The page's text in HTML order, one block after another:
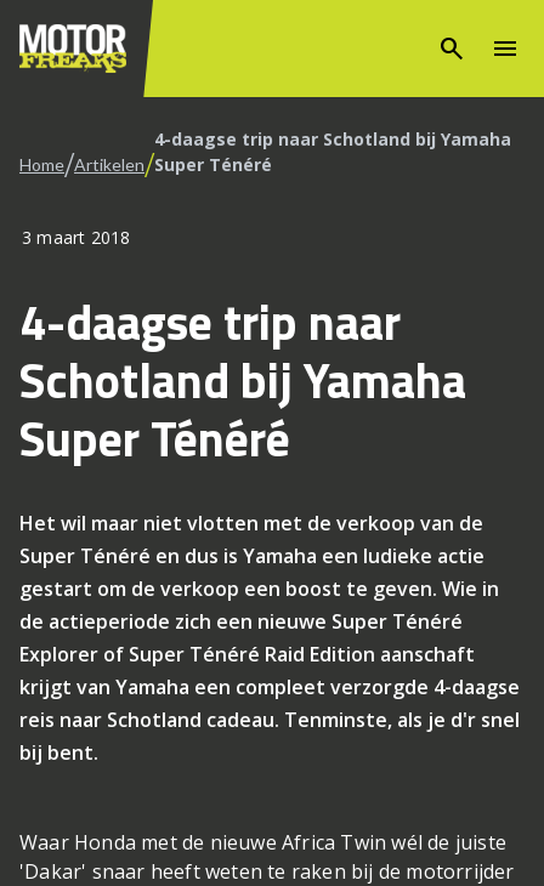
search menu
Home/Artikelen/4-daagse trip naar Schotland bij Yamaha
Super Ténéré
3 maart 2018
4-daagse trip naar
Schotland bij Yamaha
Super Ténéré
Het wil maar niet vlotten met de verkoop van de
Super Ténéré en dus is Yamaha een ludieke actie
gestart om de verkoop een boost te geven. Wie in
de actieperiode zich een nieuwe Super Ténéré
Explorer of Super Ténéré Raid Edition aanschaft
krijgt van Yamaha een compleet verzorgde 4-daagse
reis naar Schotland cadeau. Tenminste, als je d'r snel
bij bent.
Waar Honda met de nieuwe Africa Twin wél de juiste
'Dakar' snaar heeft weten te raken bij de motorrijder